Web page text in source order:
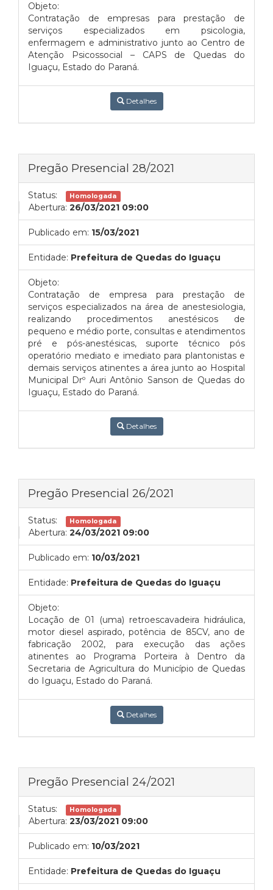
Objeto:
Contratação de empresas para prestação de
serviços especializados em psicologia,
enfermagem e administrativo junto ao Centro de
Atenção Psicossocial – CAPS de Quedas do
Iguaçu, Estado do Paraná.
Detalhes
Pregão Presencial 28/2021
Status: Homologada
Abertura: 26/03/2021 09:00
Publicado em: 15/03/2021
Entidade: Prefeitura de Quedas do Iguaçu
Objeto:
Contratação de empresa para prestação de
serviços especializados na área de anestesiologia,
realizando procedimentos anestésicos de
pequeno e médio porte, consultas e atendimentos
pré e pós-anestésicas, suporte técnico pós
operatório mediato e imediato para plantonistas e
demais serviços atinentes a área junto ao Hospital
Municipal Drº Auri Antônio Sanson de Quedas do
Iguaçu, Estado do Paraná.
Detalhes
Pregão Presencial 26/2021
Status: Homologada
Abertura: 24/03/2021 09:00
Publicado em: 10/03/2021
Entidade: Prefeitura de Quedas do Iguaçu
Objeto:
Locação de 01 (uma) retroescavadeira hidráulica,
motor diesel aspirado, potência de 85CV, ano de
fabricação 2002, para execução das ações
atinentes ao Programa Porteira à Dentro da
Secretaria de Agricultura do Município de Quedas
do Iguaçu, Estado do Paraná.
Detalhes
Pregão Presencial 24/2021
Status: Homologada
Abertura: 23/03/2021 09:00
Publicado em: 10/03/2021
Entidade: Prefeitura de Quedas do Iguaçu